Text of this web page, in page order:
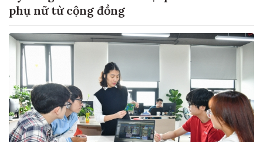
phụ nữ từ cộng đồng